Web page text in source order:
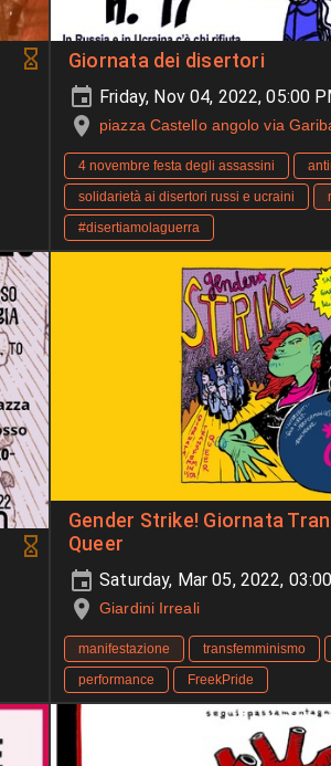
Giornata dei disertori
Friday, Nov 04, 2022, 05:00
piazza Castello angolo via
4 novembre festa degli assassini
solidarietà ai disertori russi e ucraini
#disertiamolaguerra
Gender Strike! Giornata
Queer
Saturday, Mar 05, 2022,
Giardini Irreali
manifestazione transfemminismo
performance
FreekPride